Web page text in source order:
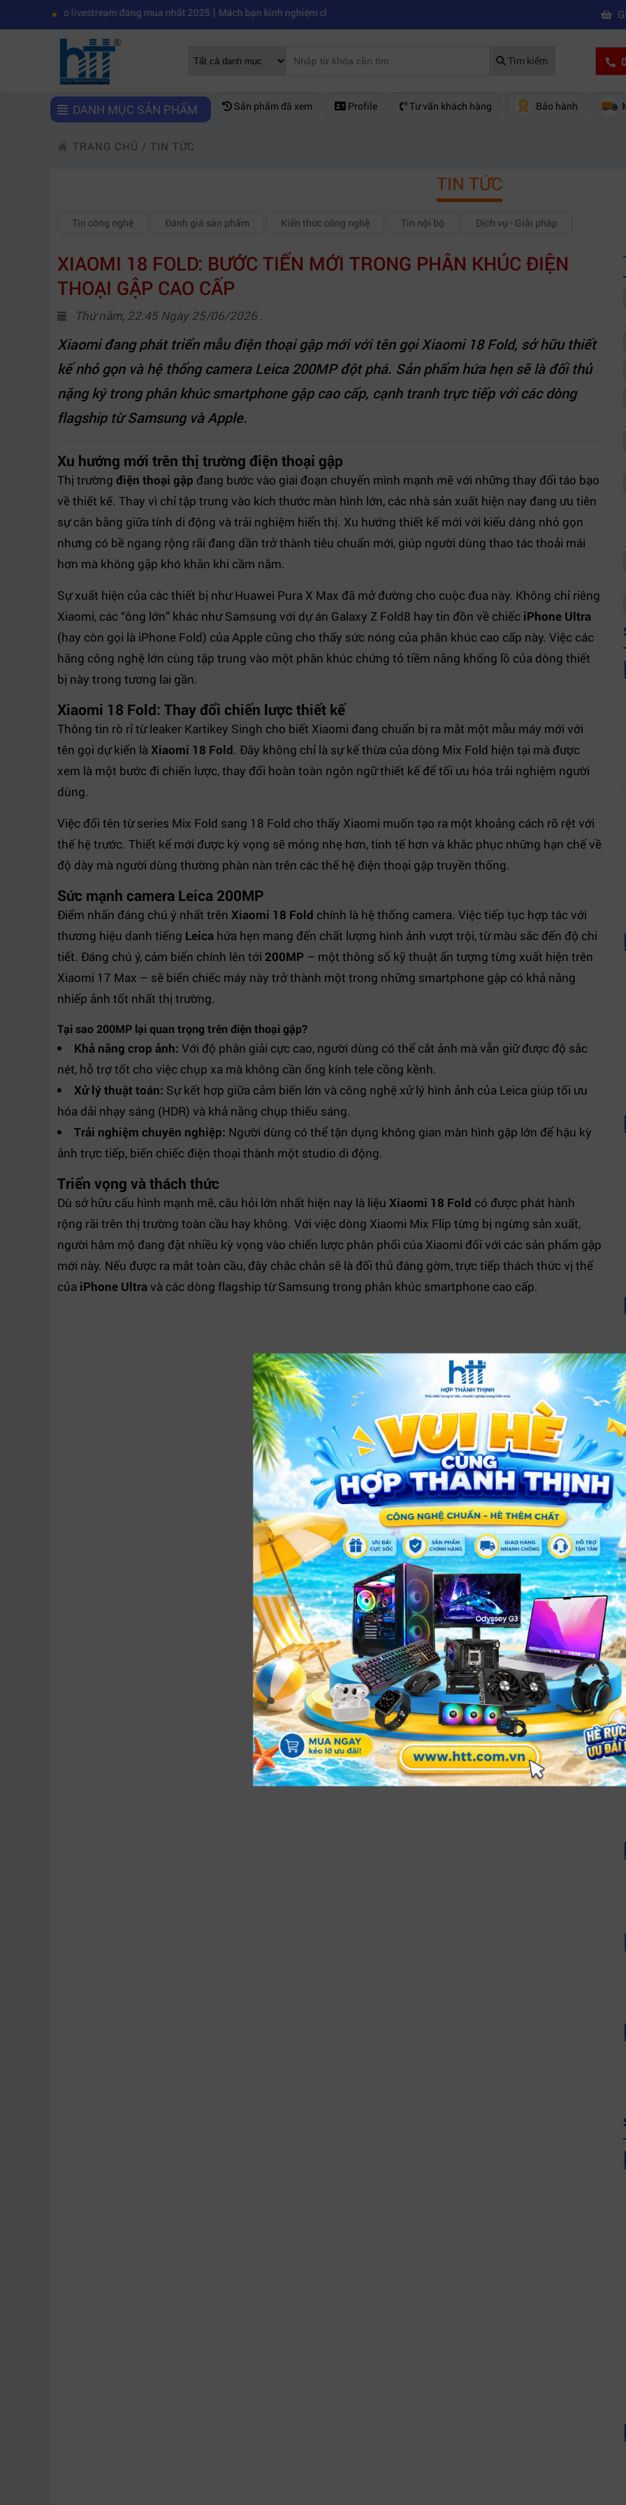
livestream đáng mua nhất 2025|Mách bạn kinh nghiệm chọn mua máy quay phim chuyên nghiệp Mua máy quay phim hd giá rẻ nên mua
Tìm kiếm
DANH MỤC SẢN PHẨM Sản phẩm đã xem Profile Tư vấn khách hàng Bảo hành
TRANG CHỦ / TIN TỨC
TIN TỨC
Tin công nghệ Đánh giá sản phẩm Kiến thức công nghệ Tin nội bộ Dịch vụ - Giải pháp
XIAOMI 18 FOLD: BƯỚC TIẾN MỚI TRONG PHÂN KHÚC ĐIỆN
THOẠI GẬP CAO CẤP
Thứ năm, 22:45 Ngày 25/06/2026 .
Xiaomi đang phát triển mẫu điện thoại gập mới với tên gọi Xiaomi 18 Fold, sở hữu thiết
kế nhỏ gọn và hệ thống camera Leica 200MP đột phá. Sản phẩm hứa hẹn sẽ là đối thủ
nặng ký trong phân khúc smartphone gập cao cấp, cạnh tranh trực tiếp với các dòng
flagship từ Samsung và Apple.
Xu hướng mới trên thị trường điện thoại gập
Thị trường điện thoại gập đang bước vào giai đoạn chuyển mình mạnh mẽ với những thay đổi táo bạo
về thiết kế. Thay vì chỉ tập trung vào kích thước màn hình lớn, các nhà sản xuất hiện nay đang ưu tiên
sự cân bằng giữa tính di động và trải nghiệm hiển thị. Xu hướng thiết kế mới với kiểu dáng nhỏ gọn
nhưng có bề ngang rộng rãi đang dần trở thành tiêu chuẩn mới, giúp người dùng thao tác thoải mái
hơn mà không gặp khó khăn khi cầm nắm.
Sự xuất hiện của các thiết bị như Huawei Pura X Max đã mở đường cho cuộc đua này. Không chỉ riêng
Xiaomi, các “ông lớn” khác như Samsung với dự án Galaxy Z Fold8 hay tin đồn về chiếc iPhone Ultra
(hay còn gọi là iPhone Fold) của Apple cũng cho thấy sức nóng của phân khúc cao cấp này. Việc các
hãng công nghệ lớn cùng tập trung vào một phân khúc chứng tỏ tiềm năng khổng lồ của dòng thiết
bị này trong tương lai gần.
Xiaomi 18 Fold: Thay đổi chiến lược thiết kế
Thông tin rò rỉ từ leaker Kartikey Singh cho biết Xiaomi đang chuẩn bị ra mắt một mẫu máy mới với
tên gọi dự kiến là Xiaomi 18 Fold. Đây không chỉ là sự kế thừa của dòng Mix Fold hiện tại mà được
xem là một bước đi chiến lược, thay đổi hoàn toàn ngôn ngữ thiết kế để tối ưu hóa trải nghiệm người
dùng.
Việc đổi tên từ series Mix Fold sang 18 Fold cho thấy Xiaomi muốn tạo ra một khoảng cách rõ rệt với
thế hệ trước. Thiết kế mới được kỳ vọng sẽ mỏng nhẹ hơn, tinh tế hơn và khắc phục những hạn chế về
độ dày mà người dùng thường phàn nàn trên các thế hệ điện thoại gập truyền thống.
Sức mạnh camera Leica 200MP
Điểm nhấn đáng chú ý nhất trên Xiaomi 18 Fold chính là hệ thống camera. Việc tiếp tục hợp tác với
thương hiệu danh tiếng Leica hứa hẹn mang đến chất lượng hình ảnh vượt trội, từ màu sắc đến độ chi
tiết. Đáng chú ý, cảm biến chính lên tới 200MP – một thông số kỹ thuật ấn tượng từng xuất hiện trên
Xiaomi 17 Max – sẽ biến chiếc máy này trở thành một trong những smartphone gập có khả năng
nhiếp ảnh tốt nhất thị trường.
Tại sao 200MP lại quan trọng trên điện thoại gập?
Khả năng crop ảnh: Với độ phân giải cực cao, người dùng có thể cắt ảnh mà vẫn giữ được độ sắc
nét, hỗ trợ tốt cho việc chụp xa mà không cần ống kính tele cồng kềnh.
Xử lý thuật toán: Sự kết hợp giữa cảm biến lớn và công nghệ xử lý hình ảnh của Leica giúp tối ưu
hóa dải nhạy sáng (HDR) và khả năng chụp thiếu sáng.
Trải nghiệm chuyên nghiệp: Người dùng có thể tận dụng không gian màn hình gập lớn để hậu kỳ
ảnh trực tiếp, biến chiếc điện thoại thành một studio di động.
Triển vọng và thách thức
Dù sở hữu cấu hình mạnh mẽ, câu hỏi lớn nhất hiện nay là liệu Xiaomi 18 Fold có được phát hành
rộng rãi trên thị trường toàn cầu hay không. Với việc dòng Xiaomi Mix Flip từng bị ngừng sản xuất,
người hâm mộ đang đặt nhiều kỳ vọng vào chiến lược phân phối của Xiaomi đối với các sản phẩm gập
mới này. Nếu được ra mắt toàn cầu, đây chắc chắn sẽ là đối thủ đáng gờm, trực tiếp thách thức vị thế
của iPhone Ultravà các dòng flagship từ Samsung trong phân khúc smartphone cao cấp.